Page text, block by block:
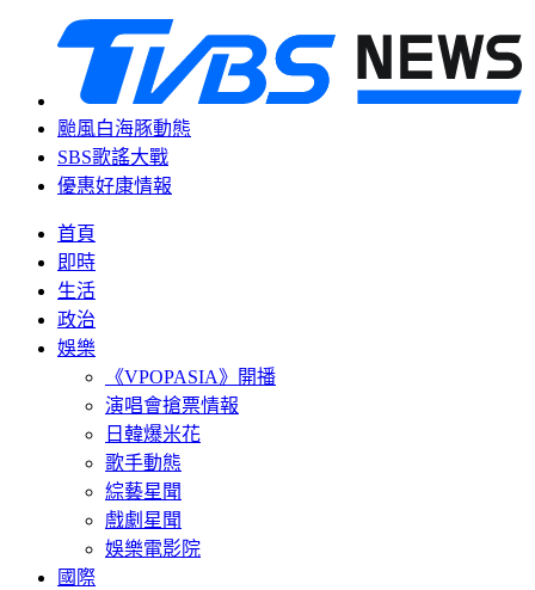
颱風白海豚動態
SBS歌謠大戰
優惠好康情報
首頁
即時
生活
政治
娛樂
《VPOPASIA》開播
演唱會搶票情報
日韓爆米花
歌手動態
綜藝星聞
戲劇星聞
娛樂電影院
國際